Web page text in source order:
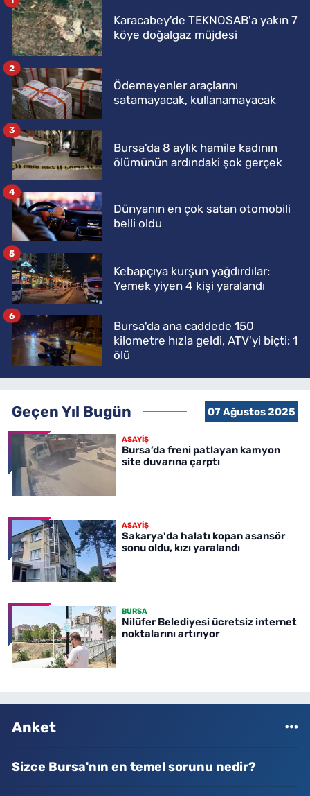
Karacabey'de TEKNOSAB'a yakın 7
köye doğalgaz müjdesi
Ödemeyenler araçlarını
satamayacak, kullanamayacak
2
Bursa'da 8 aylık hamile kadının
ölümünün ardındaki şok gerçek
3
Dünyanın en çok satan otomobili
belli oldu
4
Kebapçıya kurşun yağdırdılar:
Yemek yiyen 4 kişi yaralandı
5
Bursa'da ana caddede 150
kilometre hızla geldi, ATV'yi biçti: 1
ölü
6
Geçen Yıl Bugün 07 Ağustos 2025
ASAYİŞ
Bursa’da freni patlayan kamyon
site duvarına çarptı
ASAYİŞ
Sakarya'da halatı kopan asansör
sonu oldu, kızı yaralandı
BURSA
Nilüfer Belediyesi ücretsiz internet
noktalarını artırıyor
Anket
Sizce Bursa'nın en temel sorunu nedir?